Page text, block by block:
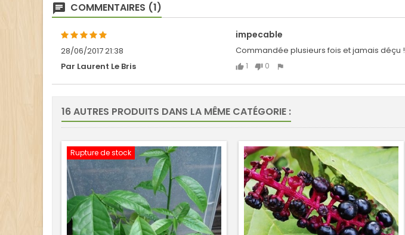
COMMENTAIRES (1)
28/06/2017 21:38
Par Laurent Le Bris
impecable
Commandée plusieurs fois et jamais déçu !
1
0
16 AUTRES PRODUITS DANS LA MÊME CATÉGORIE :
Rupture de stock